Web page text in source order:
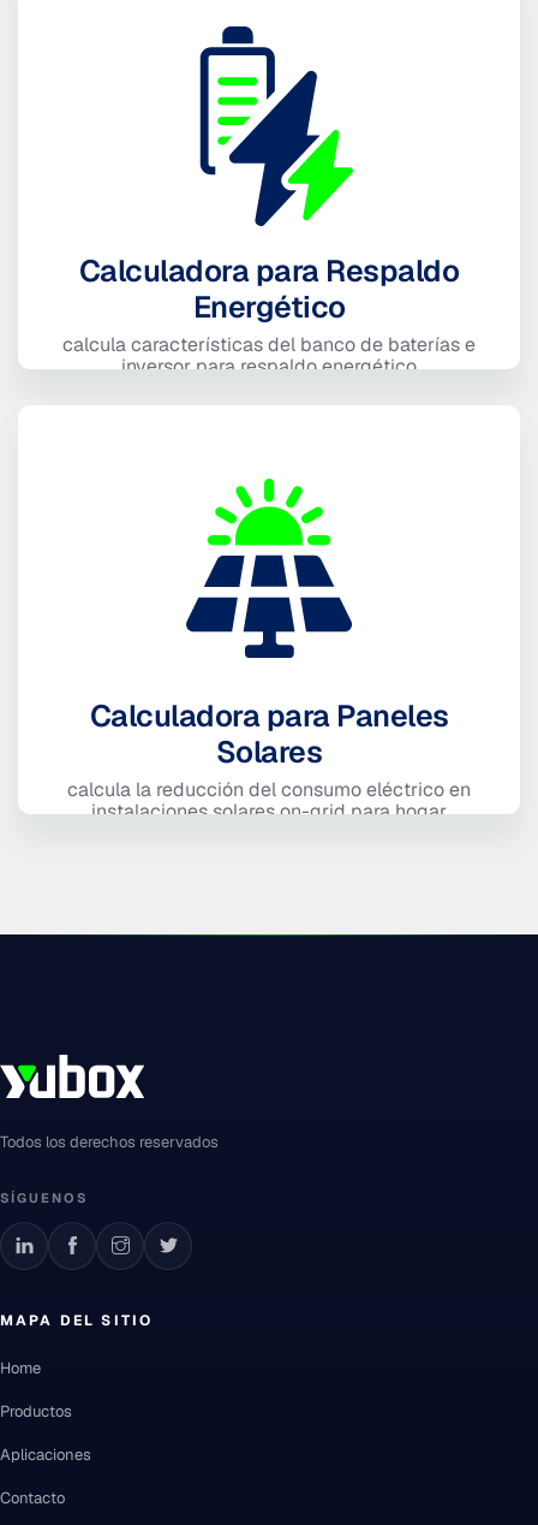
Calculadora para Respaldo
Energético
calcula características del banco de baterías e
inversor para respaldo energético
Calculadora para Paneles
Solares
calcula la reducción del consumo eléctrico en
instalaciones solares on-grid para hogar
Todos los derechos reservados
SÍGUENOS
MAPA DEL SITIO
Home
Productos
Aplicaciones
Contacto